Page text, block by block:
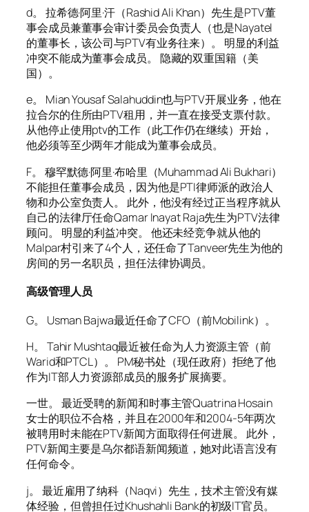
d。 拉希德·阿里·汗（Rashid Ali Khan）先生是PTV董
事会成员兼董事会审计委员会负责人（也是Nayatel
的董事长，该公司与PTV有业务往来）。 明显的利益
冲突不能成为董事会成员。 隐藏的双重国籍（美
国）。
e。 Mian Yousaf Salahuddin也与PTV开展业务，他在
拉合尔的住所由PTV租用，并一直在接受支票付款。
从他停止使用ptv的工作（此工作仍在继续）开始，
他必须等至少两年才能成为董事会成员。
F。 穆罕默德·阿里·布哈里（Muhammad Ali Bukhari）
不能担任董事会成员，因为他是PTI律师派的政治人
物和办公室负责人。 此外，他没有经过正当程序就从
自己的法律厅任命Qamar Inayat Raja先生为PTV法律
顾问。 明显的利益冲突。 他还未经竞争就从他的
Malpar村引来了4个人，还任命了Tanveer先生为他的
房间的另一名职员，担任法律协调员。
高级管理人员
G。 Usman Bajwa最近任命了CFO（前Mobilink）。
H。 Tahir Mushtaq最近被任命为人力资源主管（前
Warid和PTCL）。 PM秘书处（现任政府）拒绝了他
作为IT部人力资源部成员的服务扩展摘要。
一世。 最近受聘的新闻和时事主管Quatrina Hosain
女士的职位不合格，并且在2000年和2004-5年两次
被聘用时未能在PTV新闻方面取得任何进展。 此外，
PTV新闻主要是乌尔都语新闻频道，她对此语言没有
任何命令。
j。 最近雇用了纳科（Naqvi）先生，技术主管没有媒
体经验，但曾担任过Khushahli Bank的初级IT官员。